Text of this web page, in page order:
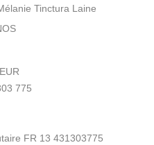
Tinctura Laine
775
FR 13 431303775